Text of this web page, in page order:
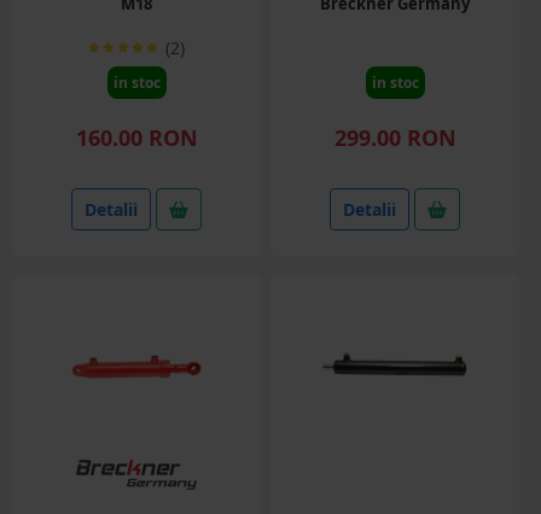
(2)
in stoc
160.00 RON
Detalii
in stoc
299.00 RON
Detalii